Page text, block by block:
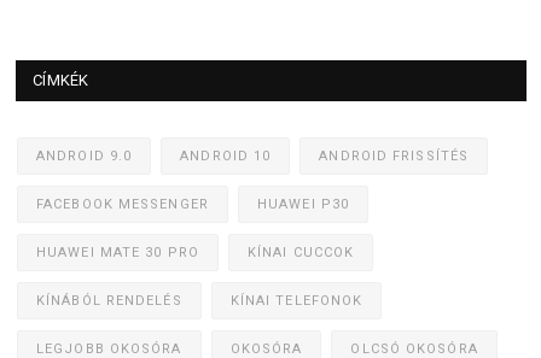
CÍMKÉK
ANDROID 9.0 ANDROID 10 ANDROID FRISSÍTÉS
FACEBOOK MESSENGER HUAWEI P30
HUAWEI MATE 30 PRO KÍNAI CUCCOK
KÍNÁBÓL RENDELÉS KÍNAI TELEFONOK
LEGJOBB OKOSÓRA OKOSÓRA OLCSÓ OKOSÓRA